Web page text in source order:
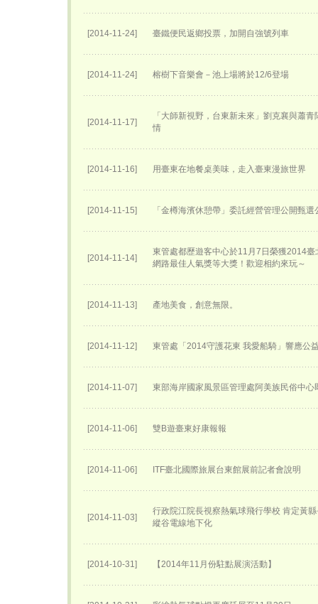
[2014-11-24] 臺鐵便民返鄉投票，加開自強號列車
[2014-11-24] 榕樹下音樂會－池上場將於12/6登場
[2014-11-17]
「大師新視野，台東新未來」劉克襄與蕭
情
[2014-11-16] 用臺東在地餐桌美味，走入臺東漫旅世界
[2014-11-15] 「金樽海濱休憩帶」委託經營管理公開甄選
[2014-11-14]
東管處都歷遊客中心於11月7日榮獲2014
網路最佳人氣獎等大獎！歡迎相約來玩～
[2014-11-13] 產地美食，創意無限。
[2014-11-12] 東管處「2014守護花東 我愛船騎」響應公
[2014-11-07] 東部海岸國家風景區管理處阿美族民俗中
[2014-11-06] 雙B遊臺東好康報報
[2014-11-06] ITF臺北國際旅展台東館展前記者會說明
[2014-11-03]
行政院江院長視察熱氣球飛行學校 肯定黃
縱谷電線地下化
[2014-10-31] 【2014年11月份駐點展演活動】